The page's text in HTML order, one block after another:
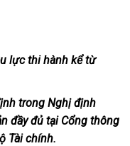
lực thi hành kể từ
trong Nghị định
đầy đủ tại Cổng thông
Tài chính.